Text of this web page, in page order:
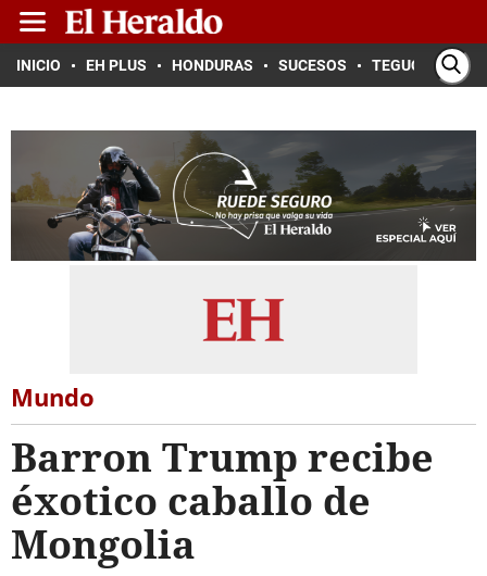
INICIO EH PLUS HONDURAS SUCESOS TEGUCIGALPA
Mundo
Barron Trump recibe
éxotico caballo de
Mongolia